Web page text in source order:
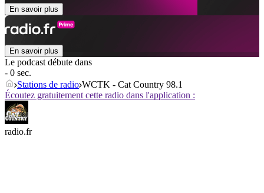
En savoir plus
En savoir plus
Le podcast débute dans
- 0 sec.
Stations de radio WCTK - Cat Country 98.1
Écoutez gratuitement cette radio dans l'application :
radio.fr